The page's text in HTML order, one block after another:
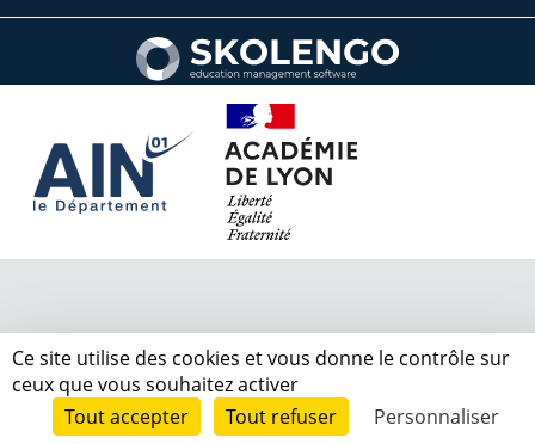
Ce site utilise des cookies et vous donne le contrôle sur
ceux que vous souhaitez activer
Tout accepter
Tout refuser Personnaliser